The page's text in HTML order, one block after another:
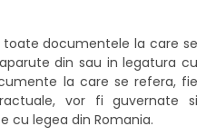
documentele la care se
din sau in legatura cu
la care se refera, fie
vor fi guvernate si
legea din Romania.